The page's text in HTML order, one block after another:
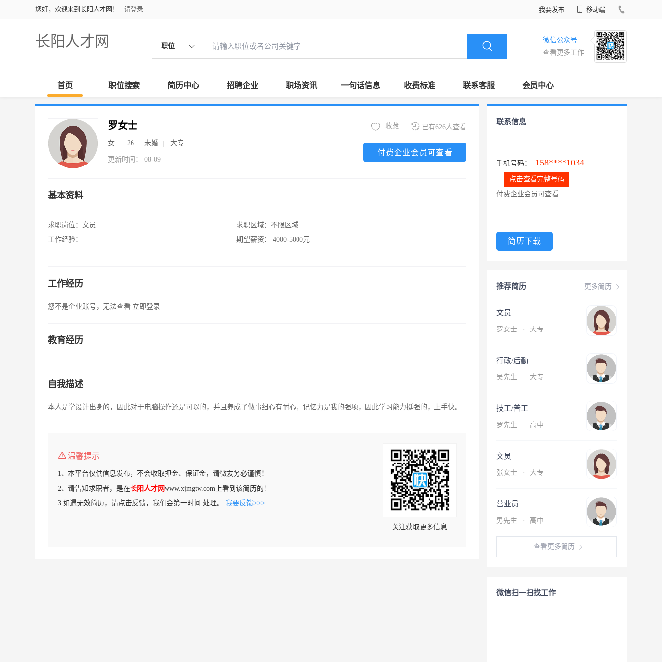
您好，欢迎来到长阳人才网！ 请登录 我要发布 移动端
长阳人才网 职位
微信公众号
查看更多工作
首页 职位搜索 简历中心 招聘企业 职场资讯 一句话信息 收费标准 联系客服 会员中心
罗女士
女 26 未婚 大专
更新时间： 08-09
已有626人查看
收藏
付费企业会员可查看
基本资料
求职岗位： 文员
工作经验：
求职区域： 不限区域
期望薪资：
4000-5000元
工作经历
您不是企业账号，无法查看 立即登录
教育经历
自我描述
本人是学设计出身的，因此对于电脑操作还是可以的，并且养成了做事细心有耐心，记忆力是我的强项，因此学习能力挺强的，上手快。
温馨提示
1、本平台仅供信息发布，不会收取押金、保证金，请微友务必谨慎！
2、请告知求职者，是在长阳人才网www.xjmgtw.com上看到该简历的！
3.如遇无效简历，请点击反馈，我们会第一时间 处理。 我要反馈>>>
关注获取更多信息
联系信息
手机号码： 158****1034
点击查看完整号码
付费企业会员可查看
简历下载
更多简历
推荐简历
文员
罗女士 · 大专
行政/后勤
吴先生 · 大专
技工/普工
罗先生 · 高中
文员
张女士 · 大专
营业员
男先生 · 高中
查看更多简历
微信扫一扫找工作